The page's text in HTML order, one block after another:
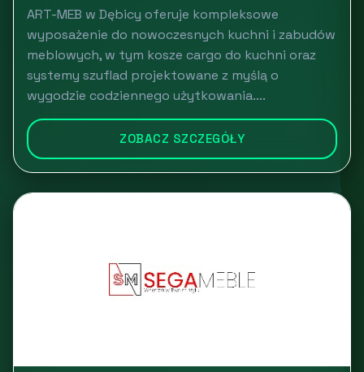
ART-MEB w Dębicy oferuje kompleksowe
wyposażenie do nowoczesnych kuchni i zabudów
meblowych, w tym kosze cargo do kuchni oraz
systemy szuflad projektowane z myślą o
wygodzie codziennego użytkowania....
ZOBACZ SZCZEGÓŁY